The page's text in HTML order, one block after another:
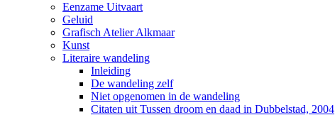
Eenzame Uitvaart
Geluid
Grafisch Atelier Alkmaar
Kunst
Literaire wandeling
Inleiding
De wandeling zelf
Niet opgenomen in de wandeling
Citaten uit Tussen droom en daad in Dubbelstad, 2004